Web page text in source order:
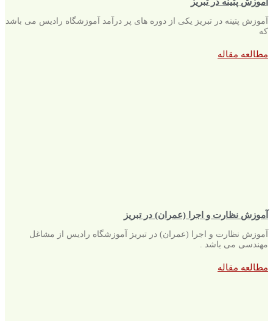
آموزش پتینه در تبریز یکی از دوره های پر درآمد آموزشگاه رادیس می باشد
که
مطالعه مقاله
آموزش نظارت و اجرا (عمران) در تبریز
آموزش نظارت و اجرا (عمران) در تبریز آموزشگاه رادیس از مشاغل
مهندسی می باشد .
مطالعه مقاله